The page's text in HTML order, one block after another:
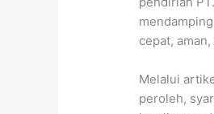
cepat,
Melalui
peroleh,